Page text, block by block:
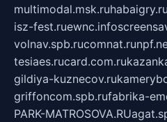
multimodal.msk.ruhabaigry.ru
isz-fest.ruewnc.info
volnav.spb.rucomnat.ru
tesiaes.rucard.com.ru
gildiya-kuznecov.ru
griffoncom.spb.rufabrika-
PARK-MATROSOVA.RU